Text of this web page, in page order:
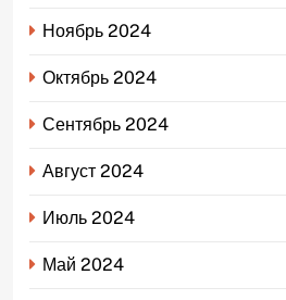
Ноябрь 2024
Октябрь 2024
Сентябрь 2024
Август 2024
Июль 2024
Май 2024